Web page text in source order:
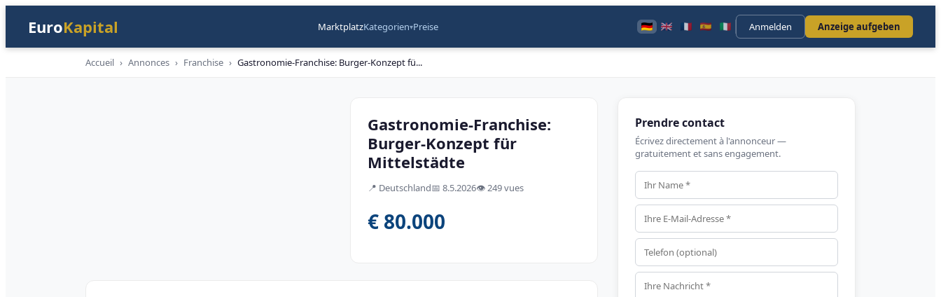
EuroKapital MarktplatzKategorien▾Preise Anmelden Anzeige aufgeben
Accueil › Annonces › Franchise › Gastronomie-Franchise: Burger-Konzept fü...
Gastronomie-Franchise:
Burger-Konzept für
Mittelstädte
📍 Deutschland📅 8.5.2026👁️249 vues
€ 80.000
Prendre contact
Écrivez directement à l'annonceur —
gratuitement et sans engagement.